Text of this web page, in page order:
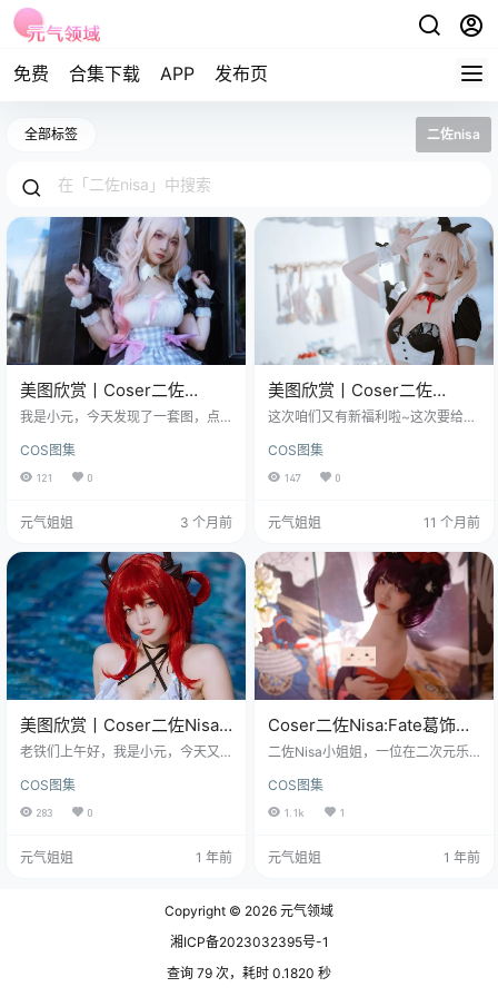
免费 合集下载 APP 发布页
全部标签 二佐nisa
美图欣赏丨Coser二佐
Nisa:NO.0170-海梦女仆
我是小元，今天发现了一套图，点
题，能有什么新花样。结果看完之
后发现自己被打脸了。 免费欣赏：
7M。这个数字意味着什么？意味着
度，清晰度依然在线。现在网上随
便找个图包号称几百张，加起来可
能都没这套一个视频占的空间大。C
oser二佐Nisa不是那种喜欢凑数的
人，她给你的每一张…
COS图集
121 0
元气姐姐 3 个月前
美图欣赏丨Coser二佐
Nisa:NO.178-海梦小女仆
这次咱们又有新福利啦~这次要给大
的Coser二佐Nisa，她这次的NO.17
8作品，主题是——海梦小女仆！ 图
日的清凉和一丝丝的甜美，30张图
不容错过的视觉享受。 说起“海梦小
女仆”，这四个字就自带了一种梦幻
的色彩。而二佐Nisa这次的演绎，
简直就是把这份梦幻变成了现…
COS图集
147 0
元气姐姐 11 个月前
美图欣赏丨Coser二佐Nisa-
泰拉夏日纪事史尔特尔泳装
老铁们上午好，我是小元，今天又
得简直不像话，是不是感觉身体被
掏空，只想瘫在空调房里刷刷手
机？懂你！不过，光刷沙雕视频可
图，文章末尾获取(收藏本站不迷路)
拉夏日纪事史尔特尔泳装~ 看到标题
以为又是阳光沙滩比基尼？嘿嘿，
那你就猜错了一半！咱们…
COS图集
283 0
元气姐姐 1 年前
Coser二佐Nisa:Fate葛饰北
斋付费图片集持续更新
二佐Nisa小姐姐，一位在二次元乐
漫角色扮演领域里叱c风云，以她逆
天的化妆和服装制作技巧，轻而易
举地让老司机们惊叹~ 免费套图，文
她穿越时空化身为《命运/冠位指d》
另外一部经典作品（玛修舞娘）差
快快准备好你们的尖叫声，来场华
丽的角色旅行吧。 …
COS图集
1.1k 1
元气姐姐 1 年前
Copyright © 2026 元气领域
湘ICP备2023032395号-1
查询 79 次，耗时 0.1820 秒